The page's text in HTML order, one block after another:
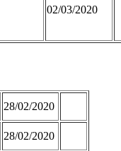
02/03/2020
28/02/2020
28/02/2020